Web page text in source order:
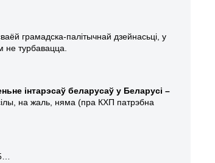
грамадска-палітычнай дзейнасьці, у
не турбавацца.
інтарэсаў беларусаў у Беларусі –
на жаль, няма (пра КХП патрэбна